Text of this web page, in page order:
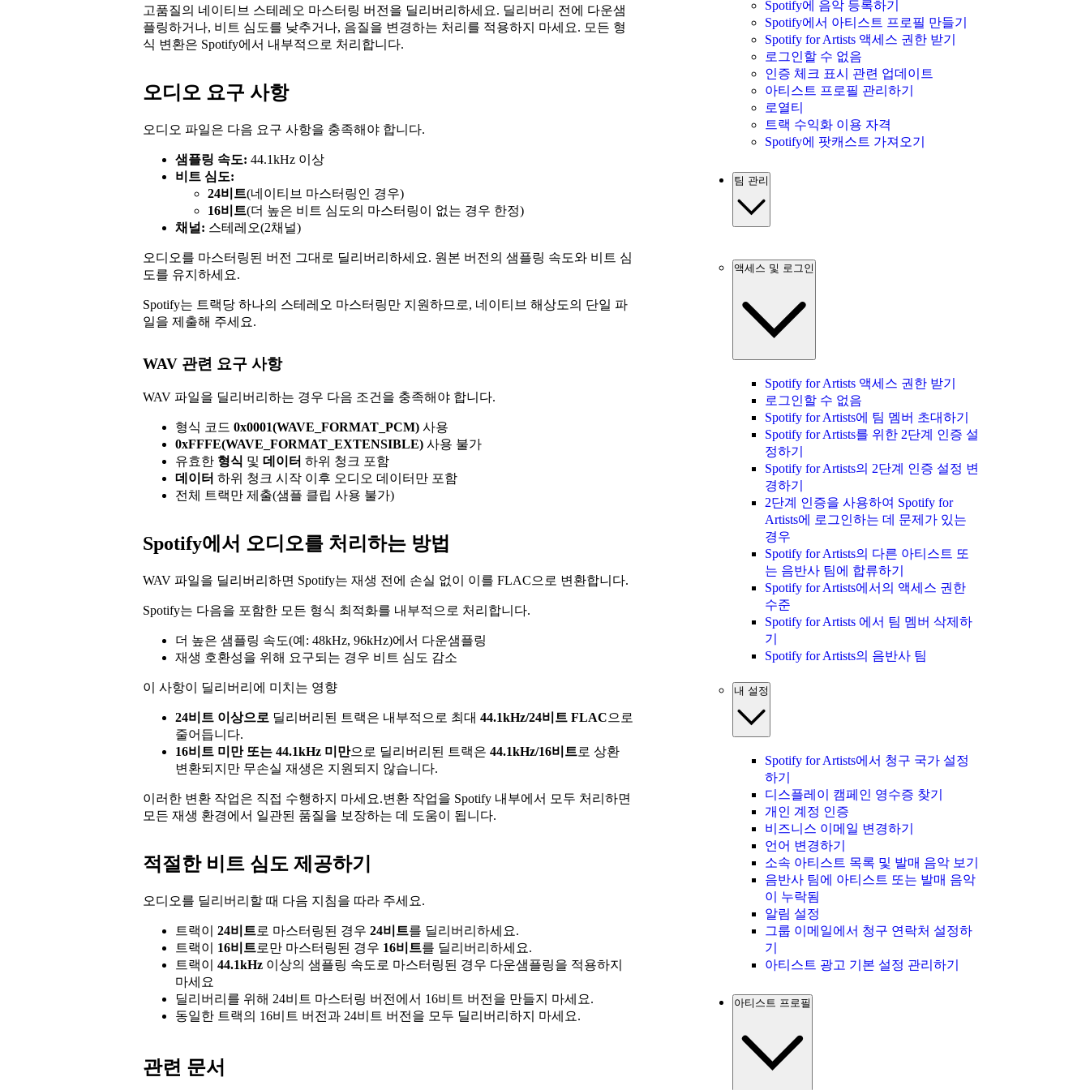
고품질의 네이티브 스테레오 마스터링 버전을 딜리버리하세요. 딜리버리 전에 다운샘
플링하거나, 비트 심도를 낮추거나, 음질을 변경하는 처리를 적용하지 마세요. 모든 형
식 변환은 Spotify에서 내부적으로 처리합니다.
오디오 요구 사항
오디오 파일은 다음 요구 사항을 충족해야 합니다.
샘플링 속도: 44.1kHz 이상
비트 심도:
24비트(네이티브 마스터링인 경우)
16비트(더 높은 비트 심도의 마스터링이 없는 경우 한정)
채널: 스테레오(2채널)
오디오를 마스터링된 버전 그대로 딜리버리하세요. 원본 버전의 샘플링 속도와 비트 심
도를 유지하세요.
Spotify는 트랙당 하나의 스테레오 마스터링만 지원하므로, 네이티브 해상도의 단일 파
일을 제출해 주세요.
WAV 관련 요구 사항
WAV 파일을 딜리버리하는 경우 다음 조건을 충족해야 합니다.
형식 코드 0x0001(WAVE_FORMAT_PCM) 사용
0xFFFE(WAVE_FORMAT_EXTENSIBLE) 사용 불가
유효한 형식 및 데이터 하위 청크 포함
데이터 하위 청크 시작 이후 오디오 데이터만 포함
전체 트랙만 제출(샘플 클립 사용 불가)
Spotify에서 오디오를 처리하는 방법
WAV 파일을 딜리버리하면 Spotify는 재생 전에 손실 없이 이를 FLAC으로 변환합니다.
Spotify는 다음을 포함한 모든 형식 최적화를 내부적으로 처리합니다.
더 높은 샘플링 속도(예: 48kHz, 96kHz)에서 다운샘플링
재생 호환성을 위해 요구되는 경우 비트 심도 감소
이 사항이 딜리버리에 미치는 영향
24비트 이상으로 딜리버리된 트랙은 내부적으로 최대 44.1kHz/24비트 FLAC으로
줄어듭니다.
16비트 미만 또는 44.1kHz 미만으로 딜리버리된 트랙은 44.1kHz/16비트로 상환
변환되지만 무손실 재생은 지원되지 않습니다.
이러한 변환 작업은 직접 수행하지 마세요.변환 작업을 Spotify 내부에서 모두 처리하면
모든 재생 환경에서 일관된 품질을 보장하는 데 도움이 됩니다.
적절한 비트 심도 제공하기
오디오를 딜리버리할 때 다음 지침을 따라 주세요.
트랙이 24비트로 마스터링된 경우 24비트를 딜리버리하세요.
트랙이 16비트로만 마스터링된 경우 16비트를 딜리버리하세요.
트랙이 44.1kHz 이상의 샘플링 속도로 마스터링된 경우 다운샘플링을 적용하지
마세요
딜리버리를 위해 24비트 마스터링 버전에서 16비트 버전을 만들지 마세요.
동일한 트랙의 16비트 버전과 24비트 버전을 모두 딜리버리하지 마세요.
관련 문서
Spotify에 음악 등록하기
Spotify에서 아티스트 프로필 만들기
Spotify for Artists 액세스 권한 받기
로그인할 수 없음
인증 체크 표시 관련 업데이트
아티스트 프로필 관리하기
로열티
트랙 수익화 이용 자격
Spotify에 팟캐스트 가져오기
팀 관리
액세스 및 로그인
Spotify for Artists 액세스 권한 받기
로그인할 수 없음
Spotify for Artists에 팀 멤버 초대하기
Spotify for Artists를 위한 2단계 인증 설
정하기
Spotify for Artists의 2단계 인증 설정 변
경하기
2단계 인증을 사용하여 Spotify for
Artists에 로그인하는 데 문제가 있는
경우
Spotify for Artists의 다른 아티스트 또
는 음반사 팀에 합류하기
Spotify for Artists에서의 액세스 권한
수준
Spotify for Artists 에서 팀 멤버 삭제하
기
Spotify for Artists의 음반사 팀
내 설정
Spotify for Artists에서 청구 국가 설정
하기
디스플레이 캠페인 영수증 찾기
개인 계정 인증
비즈니스 이메일 변경하기
언어 변경하기
소속 아티스트 목록 및 발매 음악 보기
음반사 팀에 아티스트 또는 발매 음악
이 누락됨
알림 설정
그룹 이메일에서 청구 연락처 설정하
기
아티스트 광고 기본 설정 관리하기
아티스트 프로필